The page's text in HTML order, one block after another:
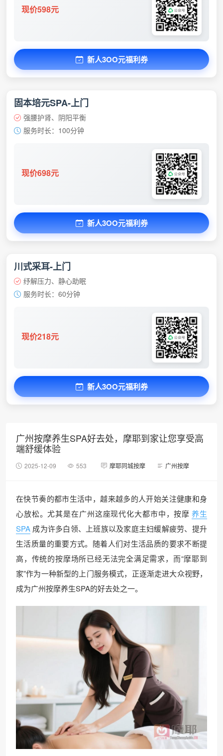
现价598元
新人3OO元福利券
固本培元SPA-上门
强腰护肾、阴阳平衡
服务时长：100分钟
现价698元
新人3OO元福利券
川式采耳-上门
纾解压力、静心助眠
服务时长：60分钟
现价218元
新人3OO元福利券
广州按摩养生SPA好去处，摩耶到家让您享受高
端舒缓体验
2025-12-09 553 摩耶同城按摩 广州按摩
在快节奏的都市生活中，越来越多的人开始关注健康和身
心放松。尤其是在广州这座现代化大都市中，按摩 养生
SPA 成为许多白领、上班族以及家庭主妇缓解疲劳、提升
生活质量的重要方式。随着人们对生活品质的要求不断提
高，传统的按摩场所已经无法完全满足需求，而“摩耶到
家”作为一种新型的上门服务模式，正逐渐走进大众视野，
成为广州按摩养生SPA的好去处之一。